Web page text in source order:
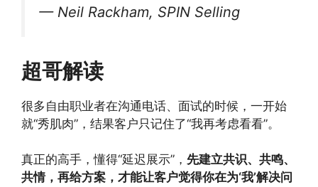
— Neil Rackham, SPIN Selling
超哥解读
很多自由职业者在沟通电话、面试的时候，一开始
就“秀肌肉”，结果客户只记住了“我再考虑看看”。
真正的高手，懂得“延迟展示”， 先建立共识、共鸣、
共情，再给方案，才能让客户觉得你在为‘我’解决问